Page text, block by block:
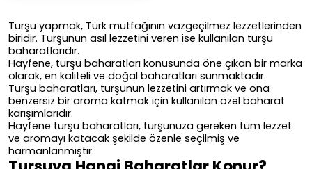
Turşu yapmak, Türk mutfağının vazgeçilmez lezzetlerinden
biridir. Turşunun asıl lezzetini veren ise kullanılan turşu
baharatlarıdır.
Hayfene, turşu baharatları konusunda öne çıkan bir marka
olarak, en kaliteli ve doğal baharatları sunmaktadır.
Turşu baharatları, turşunun lezzetini artırmak ve ona
benzersiz bir aroma katmak için kullanılan özel baharat
karışımlarıdır.
Hayfene turşu baharatları, turşunuza gereken tüm lezzet
ve aromayı katacak şekilde özenle seçilmiş ve
harmanlanmıştır.